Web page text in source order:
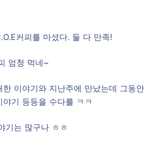
커피를 마셨다. 둘 다 만족!
엄청 먹네~
한 이야기와 지난주에 만났는데 그동안
기 등등을 수다를 ㅋㅋ
기는 많구나 ㅎㅎ